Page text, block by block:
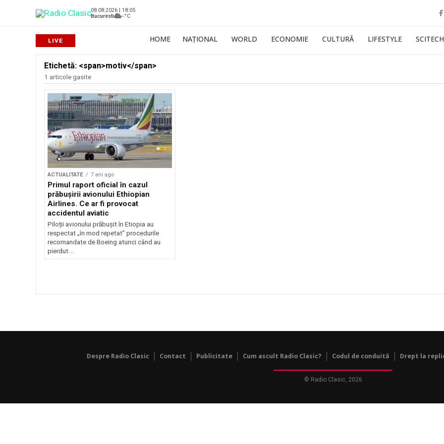
08.08.2026 | 18:05
Bucuresti
--°C
HOME NAȚIONAL WORLD ECONOMIE CULTURĂ LIFESTYLE SCITECH
Etichetă: <span>motiv</span>
1 articole gasite
ACTUALITATE 7 ani ago
Primul raport oficial în cazul
prăbușirii avionului Ethiopian
Airlines. Ce ar fi provocat
accidentul aviatic
Piloții avionului prăbușit în Etiopia au
respectat „în mod repetat” procedurile
recomandate de Boeing atunci când au
pierdut...
Despre Radio Clasic Contact Publicitate Cum ascult Radio Clasic? Codul de conduită Drept la
© Radio Clasic, 2026